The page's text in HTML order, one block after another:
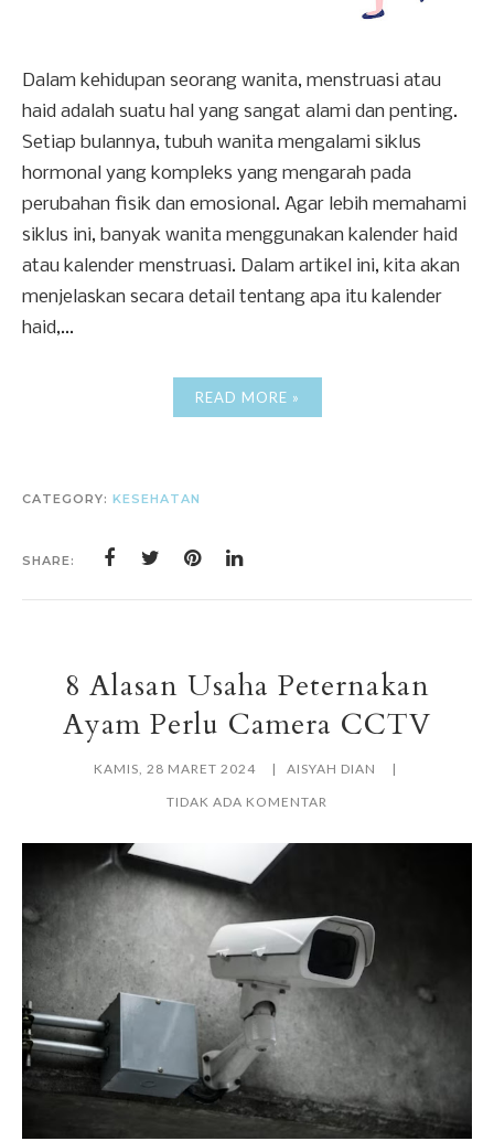
Dalam kehidupan seorang wanita, menstruasi atau
haid adalah suatu hal yang sangat alami dan penting.
Setiap bulannya, tubuh wanita mengalami siklus
hormonal yang kompleks yang mengarah pada
perubahan fisik dan emosional. Agar lebih memahami
siklus ini, banyak wanita menggunakan kalender haid
atau kalender menstruasi. Dalam artikel ini, kita akan
menjelaskan secara detail tentang apa itu kalender
haid,...
READ MORE »
CATEGORY: KESEHATAN
SHARE:
8 Alasan Usaha Peternakan
Ayam Perlu Camera CCTV
KAMIS, 28 MARET 2024
AISYAH DIAN
TIDAK ADA KOMENTAR